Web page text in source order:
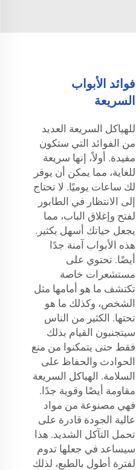
فوائد الأبواب
السريعة
للهياكل السريعة العديد
من الفوائد التي ستكون
مفيدة. أولاً، إنها سريعة
للغاية، مما يمكن أن يوفر
لك ساعات يوميًا. لا تحتاج
إلى الانتظار في الطابور
لفتح وإغلاق الباب، مما
يجعل حياتك أسهل بكثير.
هذه الأبواب آمنة جدًا
أيضًا. تحتوي على
مستشعرات خاصة
تكتشف ما هو أمامها مثل
الشخص، وكذلك ما هو
تحتها. الكثير من الناس
سيتجنبون القيام بذلك
فقط حتى يتمكنوا من منع
الحوادث والحفاظ على
السلامة. الهياكل السريعة
مقاومة أيضًا وقوية جدًا.
فهي مصنوعة من مواد
عالية الجودة قادرة على
تحمل التآكل الشديد. هذا
سيساعد في جعلها تدوم
لفترة أطول بالطبع، لذلك